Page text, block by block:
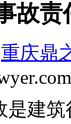
故
重庆鼎
是建